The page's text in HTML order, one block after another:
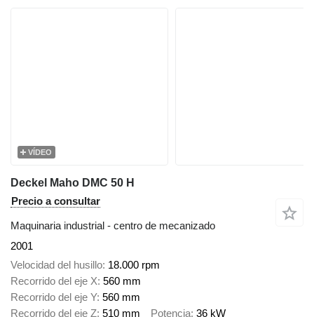
VÍDEO
Deckel Maho DMC 50 H
Precio a consultar
Maquinaria industrial - centro de mecanizado
2001
Velocidad del husillo 18.000 rpm
Recorrido del eje X 560 mm
Recorrido del eje Y 560 mm
Recorrido del eje Z 510 mm Potencia 36 kW